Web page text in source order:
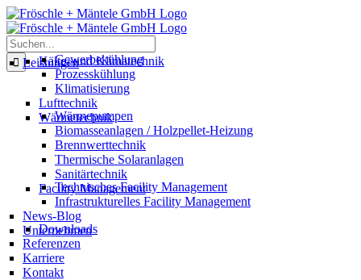
Skip
to
content
Suche
nach:Leistungen
Kälte- und Klimatechnik
Gewerbekühlung
Prozesskühlung
Klimatisierung
Lufttechnik
Wärmetechnik
Wärmepumpen
Biomasseanlagen / Holzpellet-Heizung
Brennwerttechnik
Thermische Solaranlagen
Sanitärtechnik
Facility Management
Technisches Facility Management
Infrastrukturelles Facility Management
News-Blog
Unternehmen
Downloads
Referenzen
Karriere
Kontakt